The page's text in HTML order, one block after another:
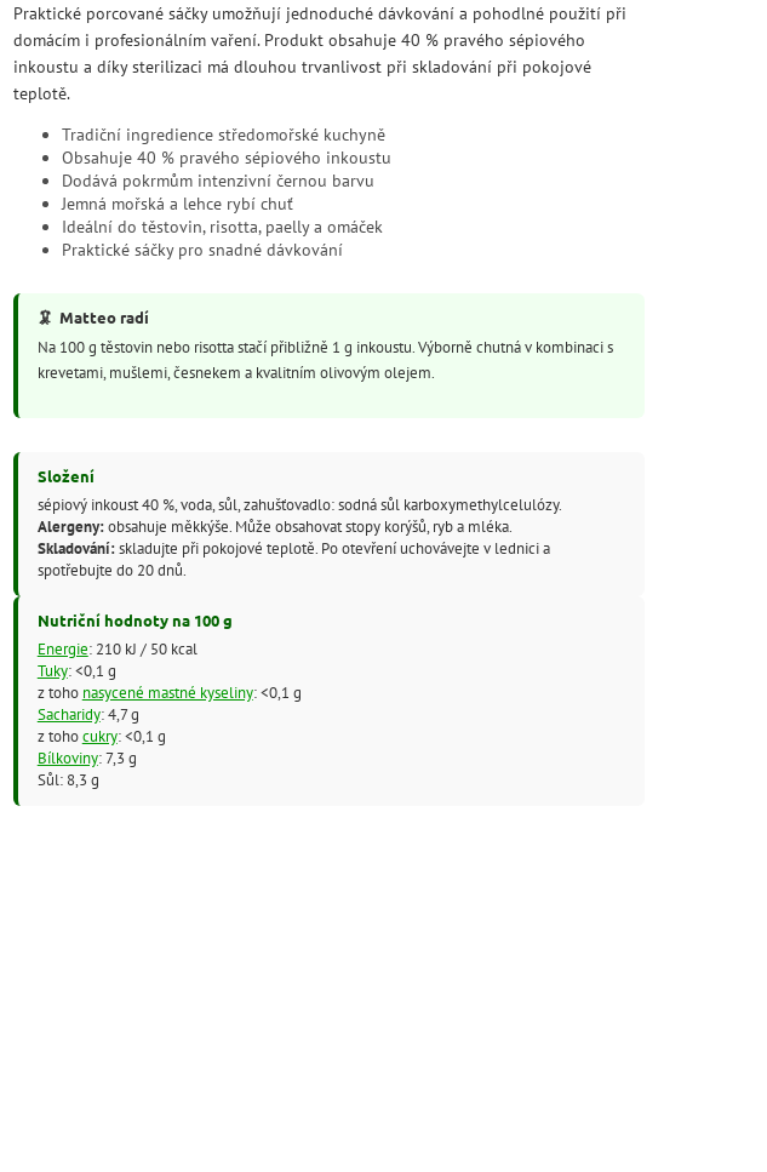
Praktické porcované sáčky umožňují jednoduché dávkování a pohodlné použití při
domácím i profesionálním vaření. Produkt obsahuje 40 % pravého sépiového
inkoustu a díky sterilizaci má dlouhou trvanlivost při skladování při pokojové
teplotě.
Tradiční ingredience středomořské kuchyně
Obsahuje 40 % pravého sépiového inkoustu
Dodává pokrmům intenzivní černou barvu
Jemná mořská a lehce rybí chuť
Ideální do těstovin, risotta, paelly a omáček
Praktické sáčky pro snadné dávkování
🦑 Matteo radí
Na 100 g těstovin nebo risotta stačí přibližně 1 g inkoustu. Výborně chutná v kombinaci s
krevetami, mušlemi, česnekem a kvalitním olivovým olejem.
Složení
sépiový inkoust 40 %, voda, sůl, zahušťovadlo: sodná sůl karboxymethylcelulózy.
Alergeny:obsahuje měkkýše. Může obsahovat stopy korýšů, ryb a mléka.
Skladování:skladujte při pokojové teplotě. Po otevření uchovávejte v lednici a
spotřebujte do 20 dnů.
Nutriční hodnoty na 100 g
Energie: 210 kJ / 50 kcal
Tuky: <0,1 g
z toho nasycené mastné kyseliny: <0,1 g
Sacharidy: 4,7 g
z tohocukry: <0,1 g
Bílkoviny: 7,3 g
Sůl: 8,3 g